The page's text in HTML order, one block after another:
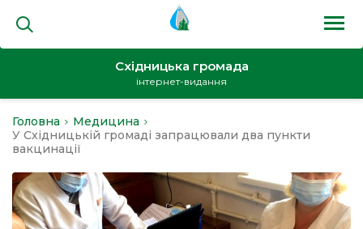
Східницька громада
інтернет-видання
Головна
Медицина
У Східницькій громаді запрацювали два пункти
вакцинації